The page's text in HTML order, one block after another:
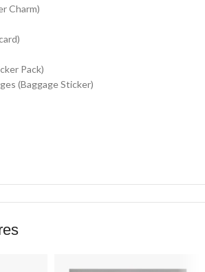
Charm)
Pack)
(Baggage Sticker)